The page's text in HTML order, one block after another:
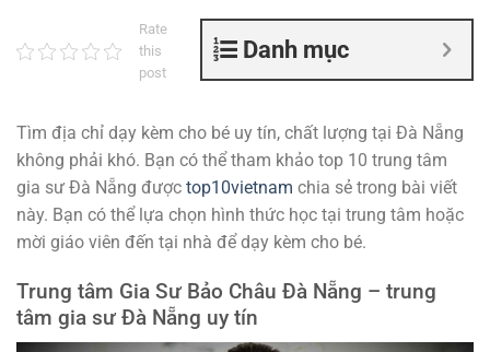
Danh mục
Rate
this
post
Tìm địa chỉ dạy kèm cho bé uy tín, chất lượng tại Đà Nẵng
không phải khó. Bạn có thể tham khảo top 10 trung tâm
gia sư Đà Nẵng được top10vietnam chia sẻ trong bài viết
này. Bạn có thể lựa chọn hình thức học tại trung tâm hoặc
mời giáo viên đến tại nhà để dạy kèm cho bé.
Trung tâm Gia Sư Bảo Châu Đà Nẵng – trung
tâm gia sư Đà Nẵng uy tín